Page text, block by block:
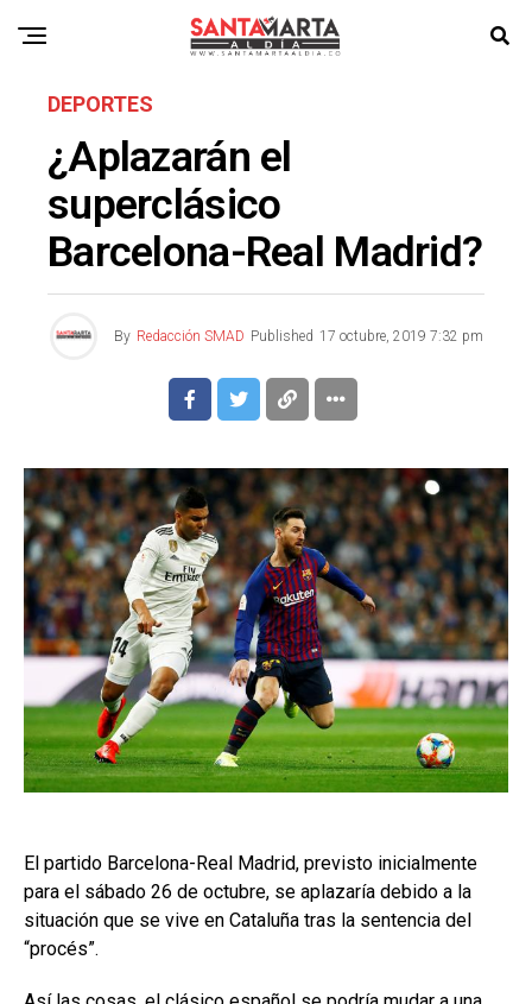
DEPORTES
¿Aplazarán el
superclásico
Barcelona-Real Madrid?
By Redacción SMAD Published 17 octubre, 2019 7:32 pm
El partido Barcelona-Real Madrid, previsto inicialmente
para el sábado 26 de octubre, se aplazaría debido a la
situación que se vive en Cataluña tras la sentencia del
“procés”.